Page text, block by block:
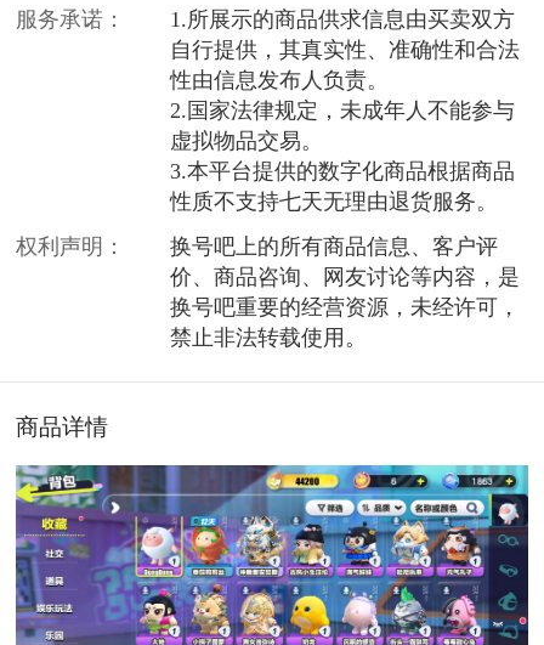
服务承诺：
1.所展示的商品供求信息由买卖双方
自行提供，其真实性、准确性和合法
性由信息发布人负责。
2.国家法律规定，未成年人不能参与
虚拟物品交易。
3.本平台提供的数字化商品根据商品
性质不支持七天无理由退货服务。
权利声明：
换号吧上的所有商品信息、客户评
价、商品咨询、网友讨论等内容，是
换号吧重要的经营资源，未经许可，
禁止非法转载使用。
商品详情